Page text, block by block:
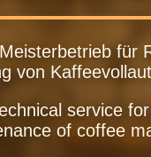
für
von
service
of coffee